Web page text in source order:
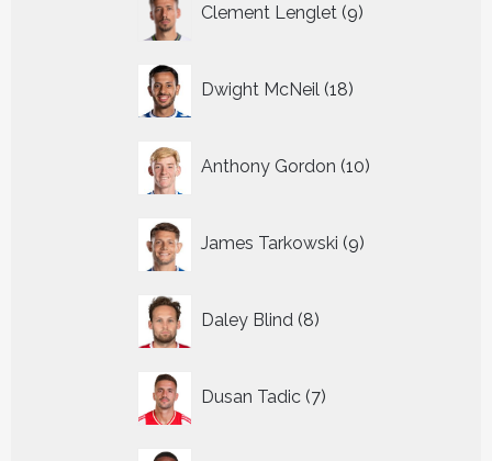
Clement Lenglet 9
producten
Dwight McNeil 18
producten
Anthony Gordon 10
producten
James Tarkowski 9
producten
Daley Blind 8
producten
Dusan Tadic 7
producten